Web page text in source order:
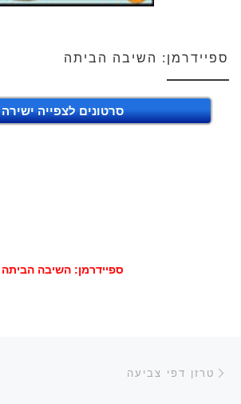
ספיידרמן: השיבה הביתה
סרטונים לצפייה ישירה
ספיידרמן: השיבה הביתה
ניווט בפוסטים
טרזן דפי צביעה